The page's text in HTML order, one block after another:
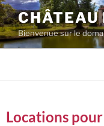
CHÂTEAU
Bienvenue sur le
Locations